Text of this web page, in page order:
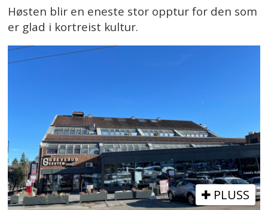
Høsten blir en eneste stor opptur for den som
er glad i kortreist kultur.
PLUSS